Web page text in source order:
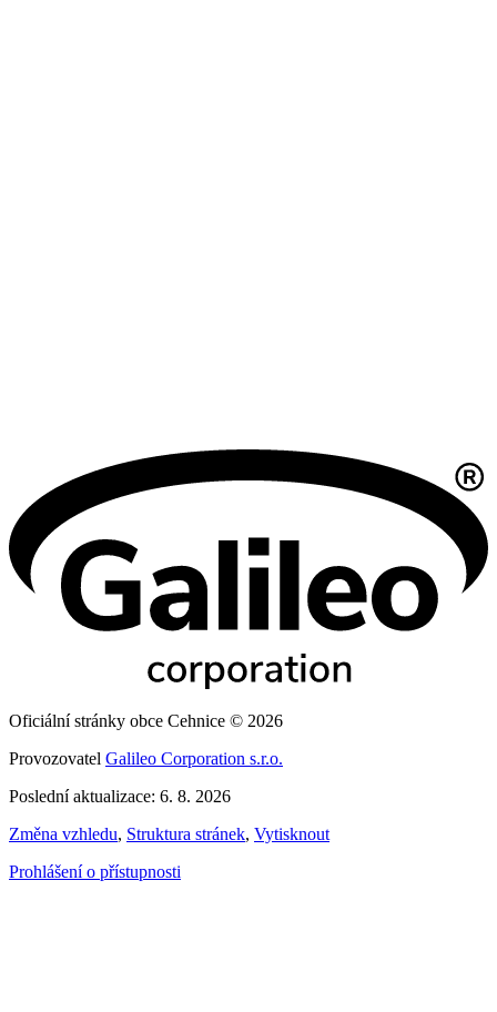
Oficiální stránky obce Cehnice © 2026
Provozovatel Galileo Corporation s.r.o.
Poslední aktualizace: 6. 8. 2026
Změna vzhledu, Struktura stránek, Vytisknout
Prohlášení o přístupnosti